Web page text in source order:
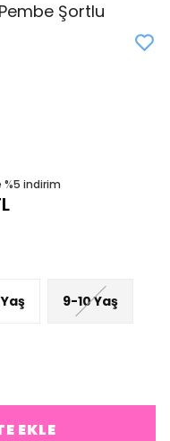
Şortlu
%5 indirim
9-10 Yaş
EKLE